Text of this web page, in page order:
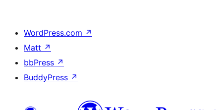
WordPress.com ↗
Matt ↗
bbPress ↗
BuddyPress ↗